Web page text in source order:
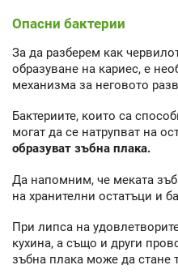
Опасни бактерии
За да разберем как
образуване на кариес, е
механизма за неговото
Бактериите, които са
могат да се натрупват на
образуват зъбна плака.
Да напомним, че меката
на хранителни остатъци и
При липса на
кухина, а също и други
зъбна плака може да стане